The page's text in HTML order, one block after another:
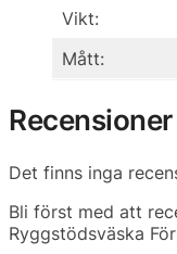
Vikt:
Mått:
Recensioner
Det finns inga
Bli först med att
Ryggstödsväska